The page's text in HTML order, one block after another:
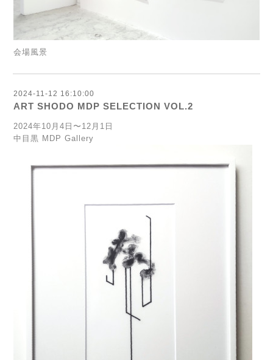
会場風景
2024-11-12 16:10:00
ART SHODO MDP SELECTION VOL.2
2024年10月4日〜12月1日
中目黒 MDP Gallery